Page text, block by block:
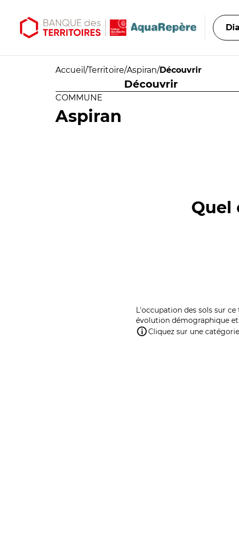
Accueil /Territoire/Aspiran/Découvrir
Découvrir
COMMUNE
Aspiran
Quel
L'occupation des sols sur
évolution démographique
Cliquez sur une